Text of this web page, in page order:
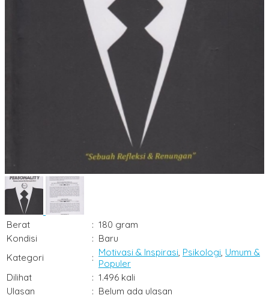
Berat : 180 gram
Kondisi
: Baru
Kategori
: Motivasi & Inspirasi, Psikologi, Umum &
Populer
Dilihat
: 1.496 kali
Ulasan
: Belum ada ulasan